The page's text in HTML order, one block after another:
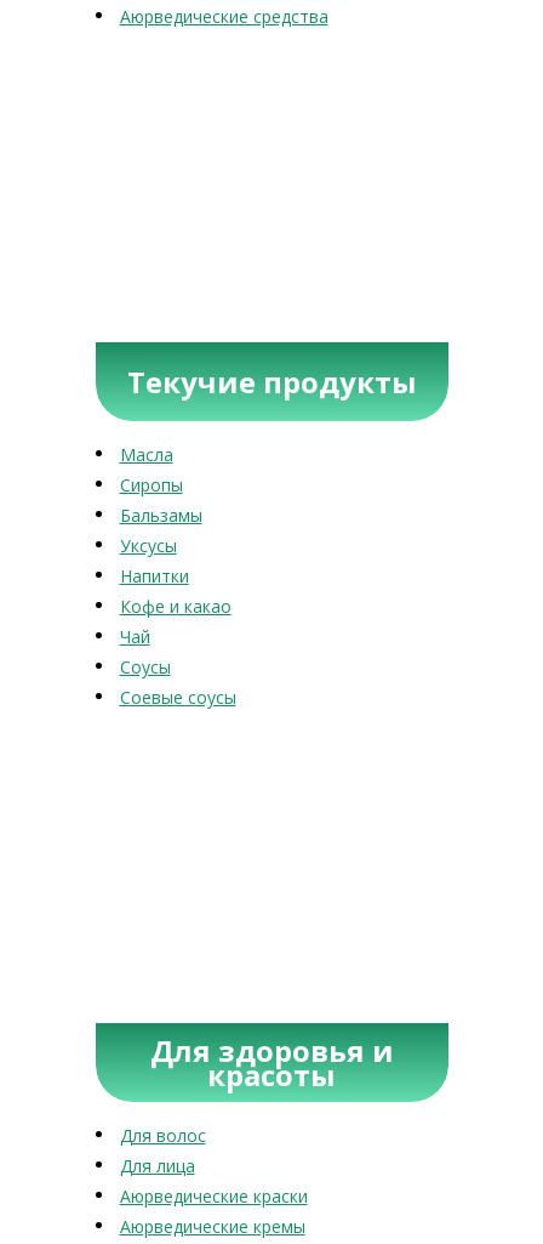
Аюрведические средства
Текучие продукты
Масла
Сиропы
Бальзамы
Уксусы
Напитки
Кофе и какао
Чай
Соусы
Соевые соусы
Для здоровья и
красоты
Для волос
Для лица
Аюрведические краски
Аюрведические кремы